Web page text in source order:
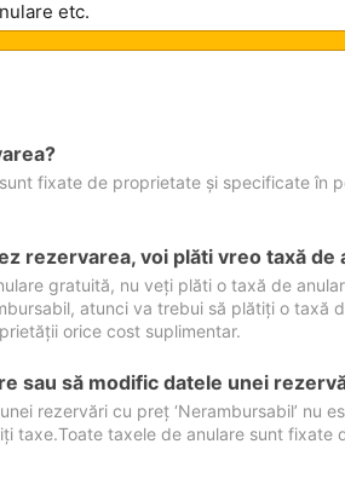
fixate de proprietate și specificate în
rezervarea, voi plăti vreo taxă de
gratuită, nu veți plăti o taxă de
atunci va trebui să plătiți o taxă
orice cost suplimentar.
sau să modific datele unei
rezervări cu preț ‘Nerambursabil’ nu
taxe.Toate taxele de anulare sunt